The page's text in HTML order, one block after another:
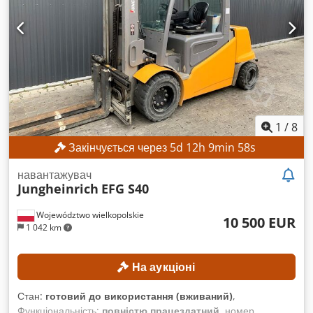
вільного підйому: 1535 мм Cjdpfxezrlv Ee Acdjrf
ХАРАКТЕРИСТИКИ ОБЛАДНАННЯ Тип щогли: Триплексна
щогла з вільною висотою підйому Напруга акумулятора: 48
В Ємність акумулятора: 500 А·год Напрацьовані години: 17
268 год КОМПЛЕКТАЦІЯ Бічний зсув вантажу Акумулятор
Зарядний пристрій Зовнішній ідентифікатор: SL12191SP
1 /8
Закінчується через 5d 12h 9min 56s
Województwo wielkopolskie
1 042 km
навантажувач
Jungheinrich EFG S40
10 500 EUR
На аукціоні
Стан: готовий до використання (вживаний),